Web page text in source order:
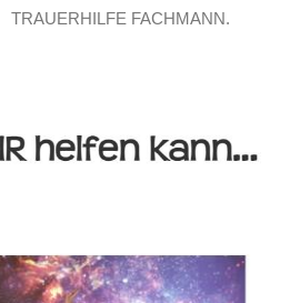
TRAUERHILFE FACHMANN.